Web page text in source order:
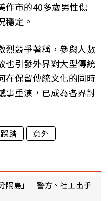
作市的40多歲男性傷
穩定。
烈競爭著稱，參與人數
也引發外界對大型傳統
在保留傳統文化的同時
事重演，已成為各界討
踩踏 意外
隔島」 警方、社工出手